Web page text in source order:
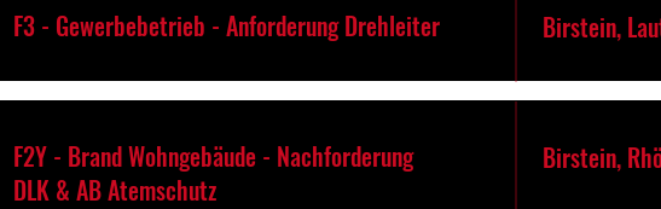
F3 - Gewerbebetrieb - Anforderung Drehleiter Birstein,
F2Y - Brand Wohngebäude - Nachforderung
DLK & AB Atemschutz
Birstein,